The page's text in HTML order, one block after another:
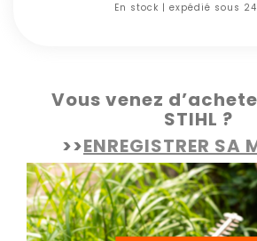
En stock | expédié sous
Vous venez
STIHL ?
>>ENREGISTRER SA